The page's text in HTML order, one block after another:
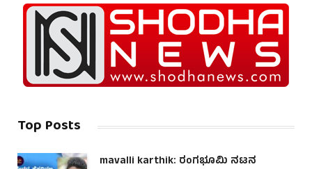
Top Posts
mavalli karthik: ರಂಗಭೂಮಿ ನಟನ